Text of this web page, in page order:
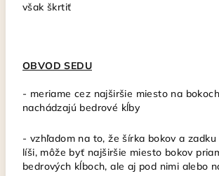
však škrtiť
OBVOD SEDU
- meriame cez najširšie miesto na
nachádzajú bedrové kĺby
- vzhľadom na to, že šírka bokov a
líši, môže byť najširšie miesto bokov
bedrových kĺboch, ale aj pod nimi alebo